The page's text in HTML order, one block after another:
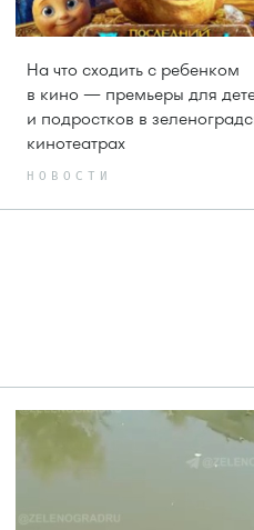
На что сходить с ребенком
в кино — премьеры для
и подростков в
кинотеатрах
НОВОСТИ